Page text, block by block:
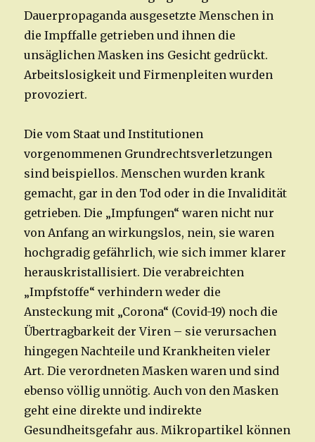
Dauerpropaganda ausgesetzte Menschen in
die Impffalle getrieben und ihnen die
unsäglichen Masken ins Gesicht gedrückt.
Arbeitslosigkeit und Firmenpleiten wurden
provoziert.
Die vom Staat und Institutionen
vorgenommenen Grundrechtsverletzungen
sind beispiellos. Menschen wurden krank
gemacht, gar in den Tod oder in die Invalidität
getrieben. Die „Impfungen“ waren nicht nur
von Anfang an wirkungslos, nein, sie waren
hochgradig gefährlich, wie sich immer klarer
herauskristallisiert. Die verabreichten
„Impfstoffe“ verhindern weder die
Ansteckung mit „Corona“ (Covid-19) noch die
Übertragbarkeit der Viren – sie verursachen
hingegen Nachteile und Krankheiten vieler
Art. Die verordneten Masken waren und sind
ebenso völlig unnötig. Auch von den Masken
geht eine direkte und indirekte
Gesundheitsgefahr aus. Mikropartikel können